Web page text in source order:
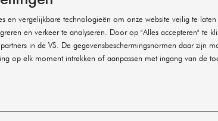
en vergelijkbare technologieën om onze website veilig te
en verkeer te analyseren. Door op "Alles accepteren" te
in de VS. De gegevensbeschermingsnormen daar zijn
op elk moment intrekken of aanpassen met ingang van de